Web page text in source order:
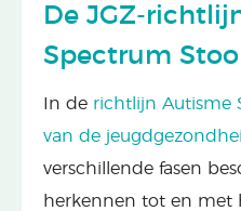
De JGZ-
Spectrum
In de richtlijn Autisme
van de
verschillende fasen
herkennen tot en met